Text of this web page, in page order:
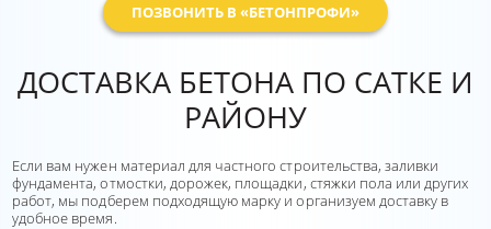
ПОЗВОНИТЬ В «БЕТОНПРОФИ»
ДОСТАВКА БЕТОНА ПО САТКЕ И
РАЙОНУ
Если вам нужен материал для частного строительства, заливки
фундамента, отмостки, дорожек, площадки, стяжки пола или других
работ, мы подберем подходящую марку и организуем доставку в
удобное время.